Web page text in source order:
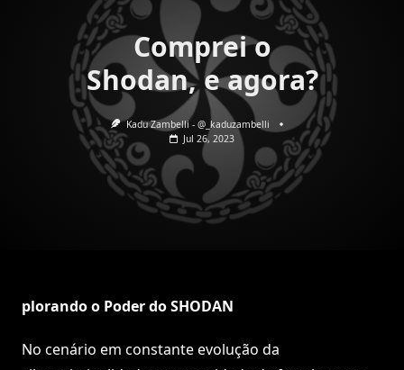
Comprei o
Shodan, e agora?
Kadu Zambelli - @_kaduzambelli
Jul 26, 2023
plorando o Poder do SHODAN
No cenário em constante evolução da